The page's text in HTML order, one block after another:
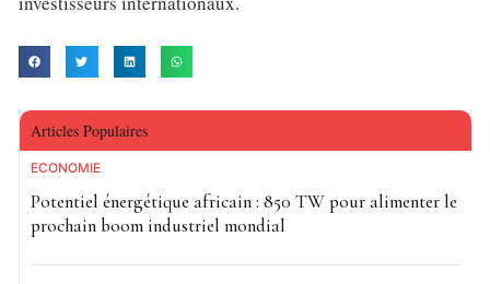
Articles Populaires
ECONOMIE
Potentiel énergétique africain : 850 TW pour alimenter le
prochain boom industriel mondial